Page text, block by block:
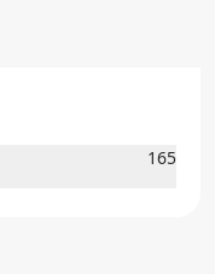
165